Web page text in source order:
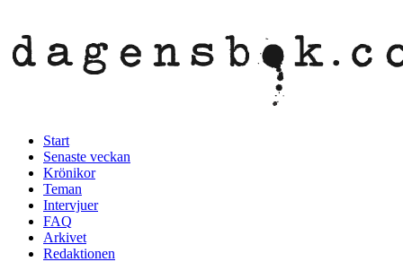
Start
Senaste veckan
Krönikor
Teman
Intervjuer
FAQ
Arkivet
Redaktionen